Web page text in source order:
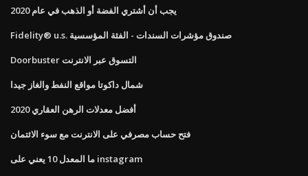
يجب أن أشتري الفضة أو الذهب في عام 2020
Fidelity® u.s. صندوق مؤشرات السندات - الفئة المؤسسية
Doorbuster التسوق عبر الانترنت
شمال داكوتا مواقع النفط والغاز جيدا
أفضل معدلات الرهن العقاري 2020
فتح حساب مصرفي على الانترنت مع سوء الائتمان
ما المعدل 10 يعني على instagram